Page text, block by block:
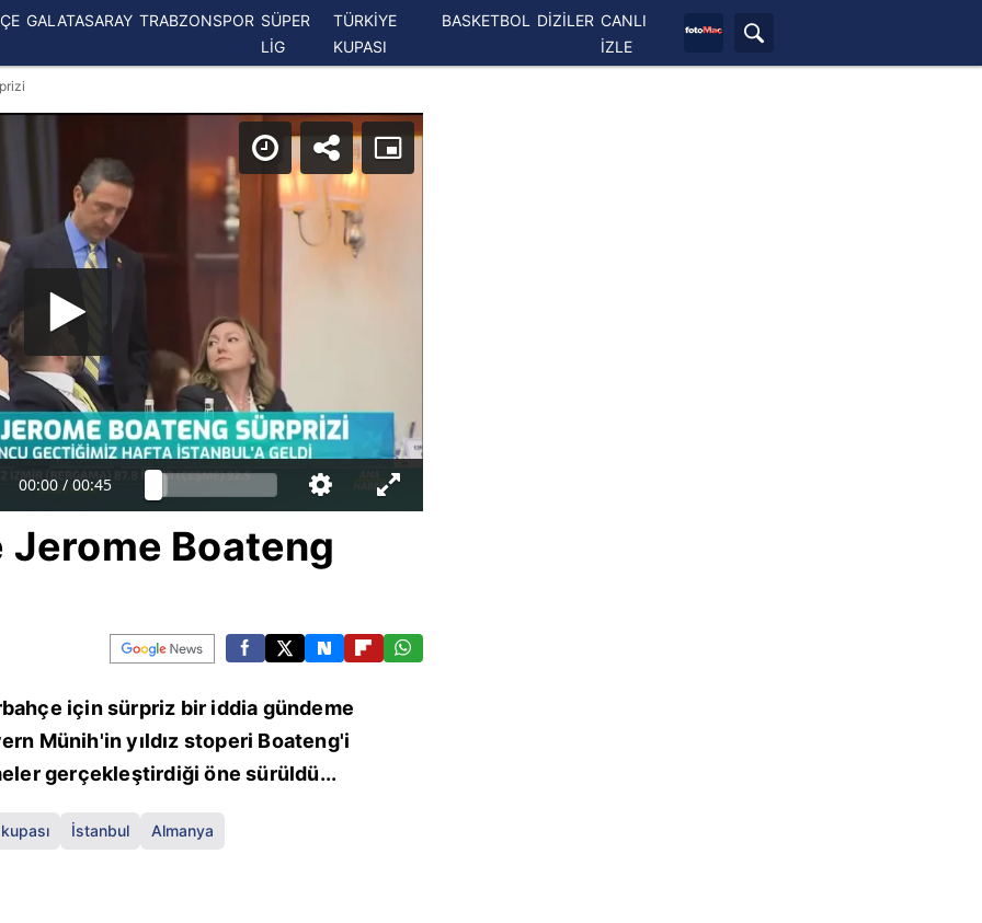
GALATASARAY TRABZONSPOR SÜPER
LİG
TÜRKİYE
KUPASI
BASKETBOL DİZİLER CANLI
İZLE
00:00 / 00:45
Boateng
için sürpriz bir iddia gündeme
Münih'in yıldız stoperi Boateng'i
gerçekleştirdiği öne sürüldü...
İstanbul Almanya